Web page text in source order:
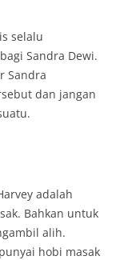
selalu
Sandra Dewi.
Sandra
dan jangan
adalah
Bahkan untuk
alih.
hobi masak